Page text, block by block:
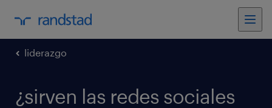
liderazgo
¿sirven las redes sociales